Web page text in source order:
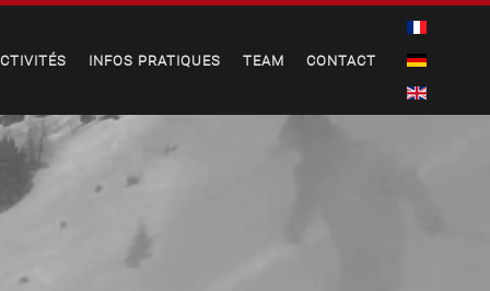
INFOS PRATIQUES TEAM CONTACT